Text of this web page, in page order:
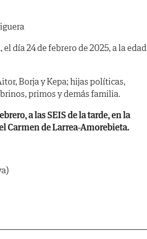
día 24 de febrero de 2025, a la edad
Borja y Kepa; hijas políticas,
primos y demás familia.
a las SEIS de la tarde, en la
Carmen de Larrea-Amorebieta.